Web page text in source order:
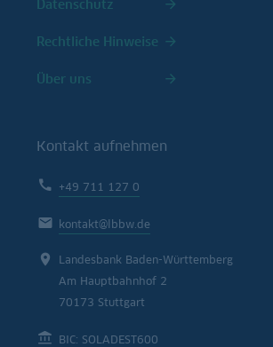
Datenschutz
Rechtliche Hinweise
Über uns
Kontakt aufnehmen
+49 711 127 0
kontakt@lbbw.de
Landesbank Baden-Württemberg
Am Hauptbahnhof 2
70173 Stuttgart
BIC: SOLADEST600